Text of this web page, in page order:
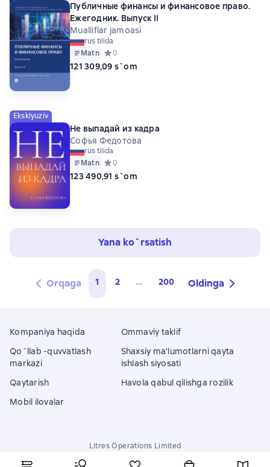
Публичные финансы и финансовое право.
Ежегодник. Выпуск II
Mualliflar jamoasi
rus tilida
Matn Средний рейтинг 0 на основе 0 оценок
0
121 309,09 s`om
Eksklyuziv
Не выпадай из кадра
Софья Федотова
rus tilida
Matn Средний рейтинг 0 на основе 0 оценок
0
123 490,91 s`om
Yana ko`rsatish
Orqaga 1 2 ... 200 Oldinga
Kompaniya haqida
Qo`llab -quvvatlash
markazi
Qaytarish
Mobil ilovalar
Ommaviy taklif
Shaxsiy ma'lumotlarni qayta
ishlash siyosati
Havola qabul qilishga rozilik
Litres Operations Limited